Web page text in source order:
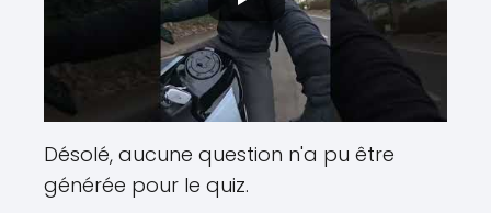
Désolé, aucune question n'a pu être
générée pour le quiz.